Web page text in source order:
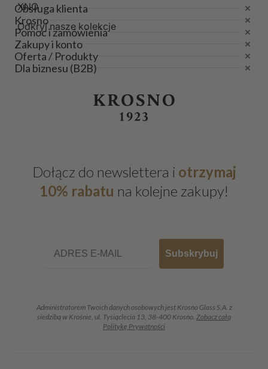
XNO
Odkryj nasze kolekcje
Obsługa klienta
Krosno
Pomoc i zamówienia
Zakupy i konto
Oferta / Produkty
Dla biznesu (B2B)
Dołącz do newslettera i otrzymaj
10% rabatu na kolejne zakupy!
Subskrybuj
Administratorem Twoich danych osobowych jest Krosno Glass S.A. z
siedzibą w Krośnie, ul. Tysiąclecia 13, 38-400 Krosno. Zobacz całą
Politykę Prywatności